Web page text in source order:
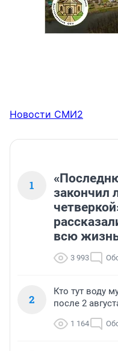
Новости СМИ2
1
закончил
всю
3 993
2
Кто тут воду
после 2
1 164